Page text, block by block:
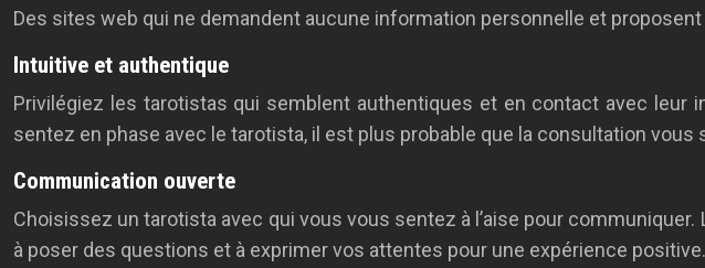
Des sites web qui ne demandent aucune information personnelle et
Intuitive et authentique
Privilégiez les tarotistas qui semblent authentiques et en contact avec leur
sentez en phase avec le tarotista, il est plus probable que la consultation vous
Communication ouverte
Choisissez un tarotista avec qui vous vous sentez à l’aise pour
à poser des questions et à exprimer vos attentes pour une expérience positive.